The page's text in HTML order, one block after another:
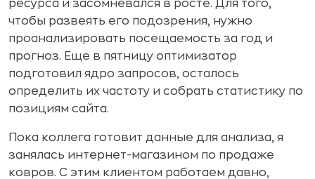
ресурса и засомневался в росте. Для того,
чтобы развеять его подозрения, нужно
проанализировать посещаемость за год и
прогноз. Еще в пятницу оптимизатор
подготовил ядро запросов, осталось
определить их частоту и собрать статистику по
позициям сайта.
Пока коллега готовит данные для анализа, я
занялась интернет-магазином по продаже
ковров. С этим клиентом работаем давно,